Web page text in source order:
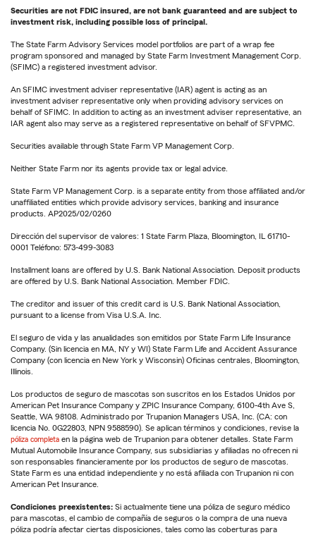
Securities are not FDIC insured, are not bank guaranteed and are subject to
investment risk, including possible loss of principal.
The State Farm Advisory Services model portfolios are part of a wrap fee
program sponsored and managed by State Farm Investment Management Corp.
(SFIMC) a registered investment advisor.
An SFIMC investment adviser representative (IAR) agent is acting as an
investment adviser representative only when providing advisory services on
behalf of SFIMC. In addition to acting as an investment adviser representative, an
IAR agent also may serve as a registered representative on behalf of SFVPMC.
Securities available through State Farm VP Management Corp.
Neither State Farm nor its agents provide tax or legal advice.
State Farm VP Management Corp. is a separate entity from those affiliated and/or
unaffiliated entities which provide advisory services, banking and insurance
products. AP2025/02/0260
Dirección del supervisor de valores: 1 State Farm Plaza, Bloomington, IL 61710-
0001 Teléfono: 573-499-3083
Installment loans are offered by U.S. Bank National Association. Deposit products
are offered by U.S. Bank National Association. Member FDIC.
The creditor and issuer of this credit card is U.S. Bank National Association,
pursuant to a license from Visa U.S.A. Inc.
El seguro de vida y las anualidades son emitidos por State Farm Life Insurance
Company. (Sin licencia en MA, NY y WI) State Farm Life and Accident Assurance
Company (con licencia en New York y Wisconsin) Oficinas centrales, Bloomington,
Illinois.
Los productos de seguro de mascotas son suscritos en los Estados Unidos por
American Pet Insurance Company y ZPIC Insurance Company, 6100-4th Ave S,
Seattle, WA 98108. Administrado por Trupanion Managers USA, Inc. (CA: con
licencia No. 0G22803, NPN 9588590). Se aplican términos y condiciones, revise la
póliza completa en la página web de Trupanion para obtener detalles. State Farm
Mutual Automobile Insurance Company, sus subsidiarias y afiliadas no ofrecen ni
son responsables financieramente por los productos de seguro de mascotas.
State Farm es una entidad independiente y no está afiliada con Trupanion ni con
American Pet Insurance.
Condiciones preexistentes: Si actualmente tiene una póliza de seguro médico
para mascotas, el cambio de compañía de seguros o la compra de una nueva
póliza podría afectar ciertas disposiciones, tales como las coberturas para